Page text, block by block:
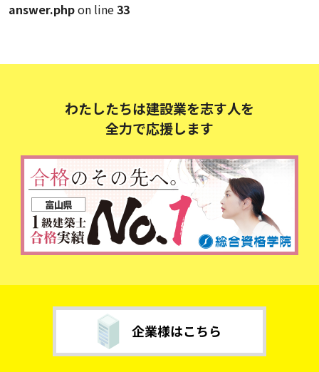
answer.phpon line33
わたしたちは建設業を志す人を
全力で応援します